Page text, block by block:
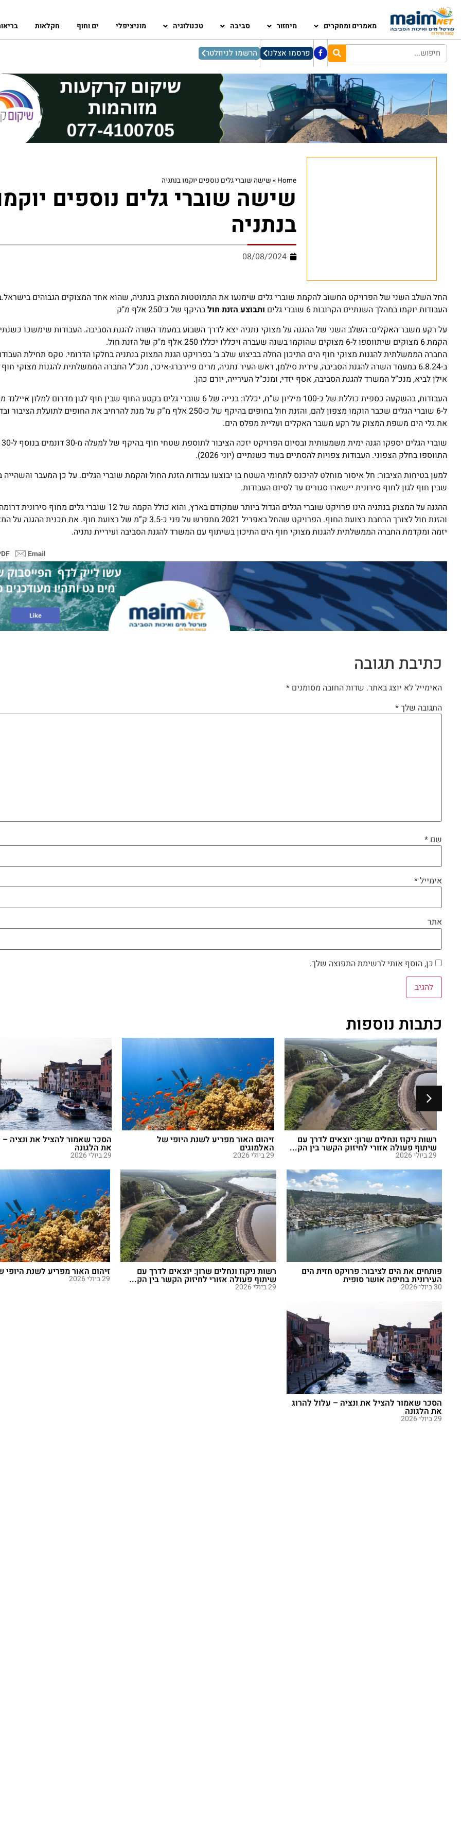
מאמרים ומחקרים מיחזור סביבה טכנולוגיה מוניציפלי ים וחוף חקלאות
פרסמו אצלנו הרשמו לניוזלטר
Home
» שישה שוברי גלים נוספים יוקמו בנתניה
שישה שוברי גלים נוספים
בנתניה
08/08/2024
החל השלב השני של הפרויקט החשוב להקמת שוברי גלים שימנעו את התמוטטות המצוק בנתניה, שהוא אחד המצוקים הגבוהים
העבודות יוקמו במהלך השנתיים הקרובות 6 שוברי גלים
ותבוצע הזנת חולבהיקף של כ־250 אלף מ"ק
על רקע משבר האקלים: השלב השני של ההגנה על מצוקי נתניה יצא לדרך השבוע במעמד השרה להגנת הסביבה. העבודות שימשכו
הקמת 6 מצוקים שיתווספו ל-6 מצוקים שהוקמו בשנה שעברה ויכללו יכללו 250 אלף מ"ק של הזנת חול.
החברה הממשלתית להגנות מצוקי חוף הים התיכון החלה בביצוע שלב ב’ בפרויקט הגנת המצוק בנתניה בחלקו הדרומי. טקס תחילת
ב-6.8.24 במעמד השרה להגנת הסביבה, עידית סילמן, ראש העיר נתניה, מרים פיירברג-איכר, מנכ”ל החברה הממשלתית להגנות מצוקי
אילן לביא, מנכ”ל המשרד להגנת הסביבה, אסף יזדי, ומנכ”ל העירייה, יורם כהן.
העבודות, בהשקעה כספית כוללת של כ-100 מיליון ש”ח, יכללו: בנייה של 6 שוברי גלים בקטע החוף שבין חוף לגון מדרום
ל-6 שוברי הגלים שכבר הוקמו מצפון להם, והזנת חול בחופים בהיקף של כ-250 אלף מ”ק על מנת להרחיב את החופים
את גלי הים משפת המצוק על רקע משבר האקלים ועליית מפלס הים.
התווספו בחלק הצפוני. העבודות צפויות להסתיים בעוד כשנתיים (יוני 2026).
למען בטיחות הציבור: חל איסור מוחלט להיכנס לתחומי השטח בו יבוצעו עבודות הזנת החול והקמת שוברי הגלים. על כן המעבר
שבין חוף לגון לחוף סירונית יישארו סגורים עד לסיום העבודות.
ההגנה על המצוק בנתניה הינו פרויקט שוברי הגלים הגדול ביותר שמקודם בארץ, והוא כולל הקמה של
והזנת חול לצורך הרחבת רצועת החוף. הפרויקט שהחל באפריל 2021 מתפרש על פני כ-3.5 ק”מ של רצועת חוף. את
יזמה ומקדמת החברה הממשלתית להגנות מצוקי חוף הים התיכון בשיתוף עם המשרד להגנת הסביבה ועיריית נתניה.
כתיבת תגובה
האימייל לא יוצג באתר. שדות החובה מסומנים *
התגובה שלך*
שם *
אימייל*
אתר
כן, הוסף אותי לרשימת התפוצה שלך.
כתבות נוספות
רשות ניקוז ונחלים שרון: יוצאים לדרך עם
שיתוף פעולה אזורי לחיזוק הקשר בין הק...
29 ביולי 2026
זיהום האור מפריע לשנת היופי של
האלמוגים
29 ביולי 2026
הסכר שאמור להציל את ונציה –
את הלגונה
29 ביולי 2026
פותחים את הים לציבור: פרויקט חזית הים
העירונית בחיפה אושר סופית
30 ביולי 2026
רשות ניקוז ונחלים שרון: יוצאים לדרך עם
שיתוף פעולה אזורי לחיזוק הקשר בין הק...
29 ביולי 2026
זיהום האור מפריע לשנת היופי
29 ביולי 2026
הסכר שאמור להציל את ונציה – עלול להרוג
את הלגונה
29 ביולי 2026